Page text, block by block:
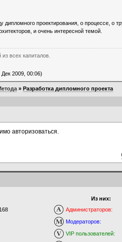
дипломного проектирования, о процессе, о
и очень интересной темой.
всех капиталов.
2009, 00:06)
» Разработка дипломного проекта
авторизоваться.
Из них:
Администраторов:
Модераторов:
VIP пользователей: